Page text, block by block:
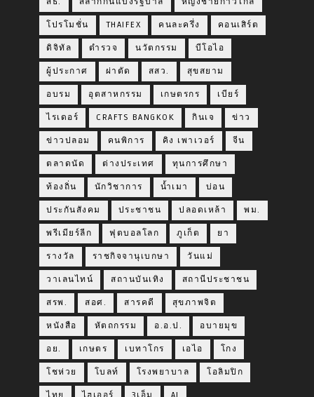
โปรโมชั่น THAIFEX คนละครึ่ง คอนเสิร์ต
ดิจิทัล ตำรวจ นวัตกรรม บีโอไอ
ผู้ประกาศ ผ่าตัด สสว. สุขสยาม
อบรม อุตสาหกรรม เกษตรกร เบียร์
ไรเดอร์ CRAFTS BANGKOK กินเจ ข่าว
ข่าวปลอม คนพิการ คิง เพาเวอร์ จีน
ตลาดนัด ต่างประเทศ ทุนการศึกษา
ท้องถิ่น นักวิชาการ น้ำเมา บ่อน
ประกันสังคม ประชาชน ปลอดเหล้า พม.
พรีเมียร์ลีก ฟุตบอลโลก ภูเก็ต ยา
รางวัล ราชกิจจานุเบกษา วันแม่
วาเลนไทน์ สถานบันเทิง สถานีประชาชน
สรพ. สอศ. สารคดี สุขภาพจิต
หนังสือ หัตถกรรม อ.อ.ป. อบายมุข
อย. เกษตร เบทาโกร เอไอ โกง
โชห่วย โบลท์ โรงพยาบาล โอลิมปิก